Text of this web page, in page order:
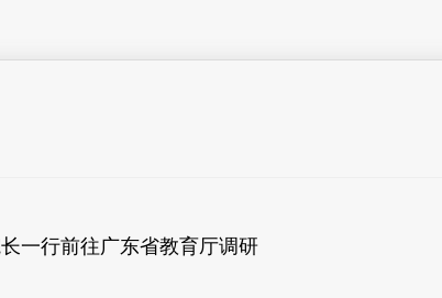
一行前往广东省教育厅调研